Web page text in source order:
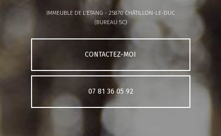
IMMEUBLE DE L'ETANG - 25870 CHÂTILLON-LE-DUC
(BUREAU 5C)
CONTACTEZ-MOI
07 81 36 05 92